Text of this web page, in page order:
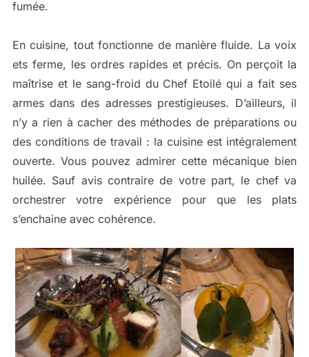
fumée.
En cuisine, tout fonctionne de manière fluide. La voix
ets ferme, les ordres rapides et précis. On perçoit la
maîtrise et le sang-froid du Chef Etoilé qui a fait ses
armes dans des adresses prestigieuses. D’ailleurs, il
n’y a rien à cacher des méthodes de préparations ou
des conditions de travail : la cuisine est intégralement
ouverte. Vous pouvez admirer cette mécanique bien
huilée. Sauf avis contraire de votre part, le chef va
orchestrer votre expérience pour que les plats
s’enchaine avec cohérence.